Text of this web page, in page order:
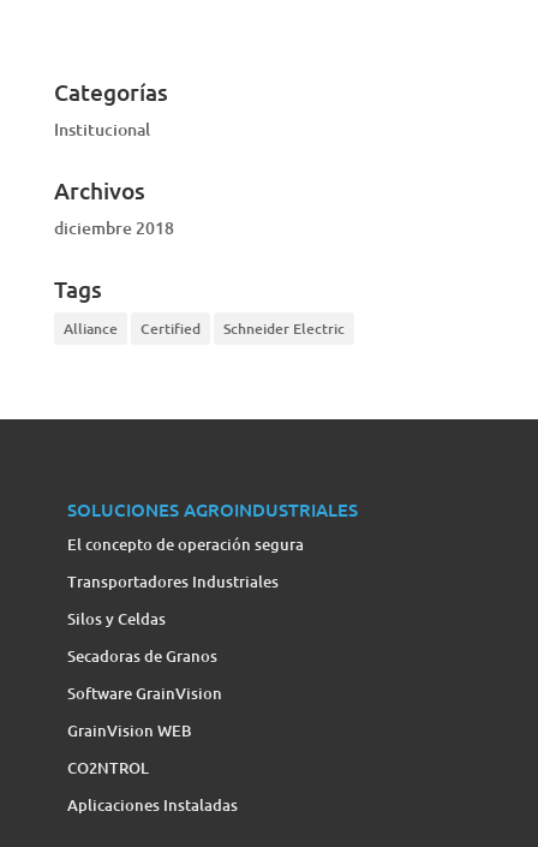
Categorías
Institucional
Archivos
diciembre 2018
Tags
Alliance Certified Schneider Electric
SOLUCIONES AGROINDUSTRIALES
El concepto de operación segura
Transportadores Industriales
Silos y Celdas
Secadoras de Granos
Software GrainVision
GrainVision WEB
CO2NTROL
Aplicaciones Instaladas